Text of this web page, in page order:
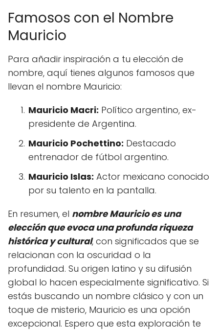
Famosos con el Nombre
Mauricio
Para añadir inspiración a tu elección de
nombre, aquí tienes algunos famosos que
llevan el nombre Mauricio:
Mauricio Macri: Político argentino, ex-
presidente de Argentina.
Mauricio Pochettino: Destacado
entrenador de fútbol argentino.
Mauricio Islas: Actor mexicano conocido
por su talento en la pantalla.
En resumen, el nombre Mauricio es una
elección que evoca una profunda riqueza
histórica y cultural, con significados que se
relacionan con la oscuridad o la
profundidad. Su origen latino y su difusión
global lo hacen especialmente significativo. Si
estás buscando un nombre clásico y con un
toque de misterio, Mauricio es una opción
excepcional. Espero que esta exploración te